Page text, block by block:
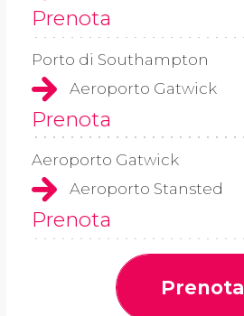
Prenota
Porto di Southampton
Aeroporto Gatwick
Prenota
Aeroporto Gatwick
Aeroporto Stansted
Prenota
Prenota